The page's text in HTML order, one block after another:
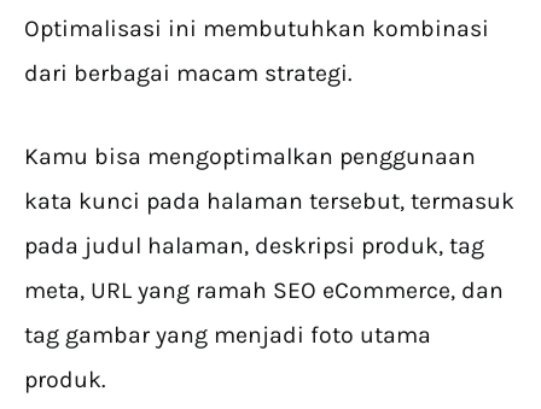
Optimalisasi ini membutuhkan kombinasi
dari berbagai macam strategi.
Kamu bisa mengoptimalkan penggunaan
kata kunci pada halaman tersebut, termasuk
pada judul halaman, deskripsi produk, tag
meta, URL yang ramah SEO eCommerce, dan
tag gambar yang menjadi foto utama
produk.